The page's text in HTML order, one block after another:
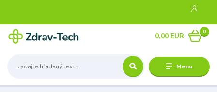
Menu
0
0,00 EUR